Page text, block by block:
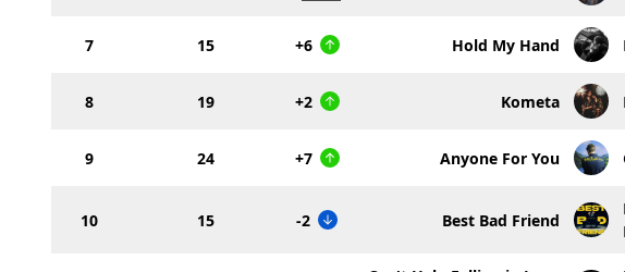
7 15 +6 Hold My Hand
8 19 +2 Kometa
9 24 +7 Anyone For You
10 15 -2 Best Bad Friend